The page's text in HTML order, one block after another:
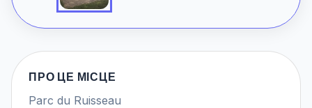
ПРО ЦЕ МІСЦЕ
Parc du Ruisseau